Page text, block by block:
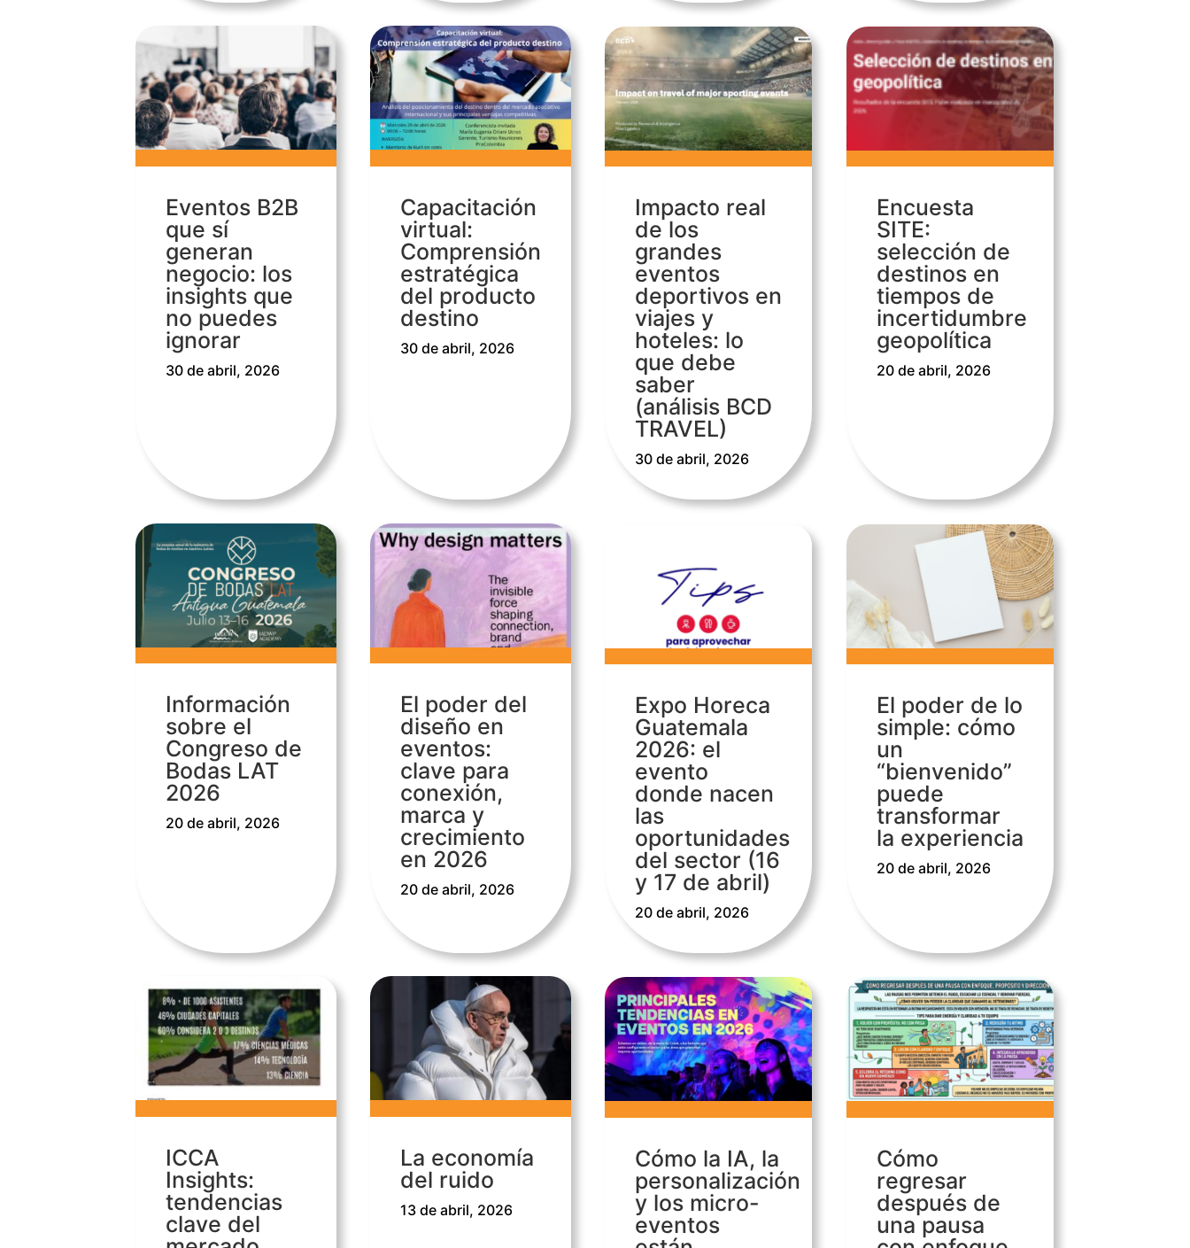
Eventos B2B
que sí
generan
negocio: los
insights que
no puedes
ignorar
30 de abril, 2026
Capacitación
virtual:
Comprensión
estratégica
del producto
destino
30 de abril, 2026
Impacto real
de los
grandes
eventos
deportivos en
viajes y
hoteles: lo
que debe
saber
(análisis BCD
TRAVEL)
30 de abril, 2026
Encuesta
SITE:
selección de
destinos en
tiempos de
incertidumbre
geopolítica
20 de abril, 2026
Información
sobre el
Congreso de
Bodas LAT
2026
20 de abril, 2026
El poder del
diseño en
eventos:
clave para
conexión,
marca y
crecimiento
en 2026
20 de abril, 2026
Expo Horeca
Guatemala
2026: el
evento
donde nacen
las
oportunidades
del sector (16
y 17 de abril)
20 de abril, 2026
El poder de lo
simple: cómo
un
“bienvenido”
puede
transformar
la experiencia
20 de abril, 2026
ICCA
Insights:
tendencias
clave del
La economía
del ruido
13 de abril, 2026
Cómo la IA, la
personalización
y los micro-
eventos
Cómo
regresar
después de
una pausa